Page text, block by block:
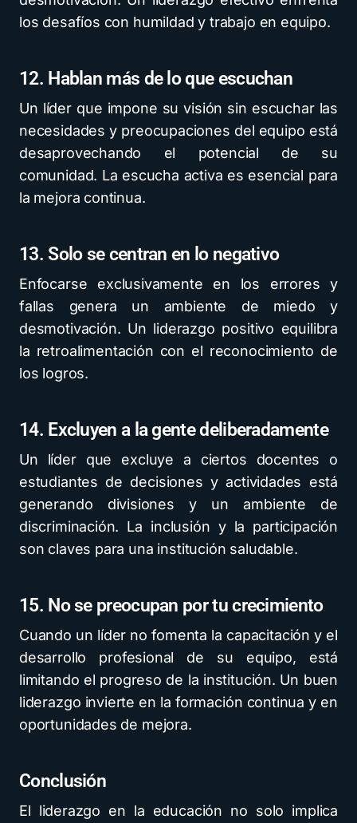
los desafíos con humildad y trabajo en equipo.
12. Hablan más de lo que escuchan
Un líder que impone su visión sin escuchar las
necesidades y preocupaciones del equipo está
desaprovechando el potencial de su
comunidad. La escucha activa es esencial para
la mejora continua.
13. Solo se centran en lo negativo
Enfocarse exclusivamente en los errores y
fallas genera un ambiente de miedo y
desmotivación. Un liderazgo positivo equilibra
la retroalimentación con el reconocimiento de
los logros.
14. Excluyen a la gente deliberadamente
Un líder que excluye a ciertos docentes o
estudiantes de decisiones y actividades está
generando divisiones y un ambiente de
discriminación. La inclusión y la participación
son claves para una institución saludable.
15. No se preocupan por tu crecimiento
Cuando un líder no fomenta la capacitación y el
desarrollo profesional de su equipo, está
limitando el progreso de la institución. Un buen
liderazgo invierte en la formación continua y en
oportunidades de mejora.
Conclusión
El liderazgo en la educación no solo implica